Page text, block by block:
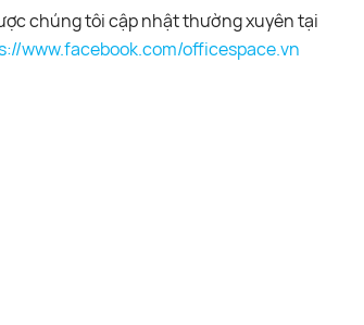
chúng tôi cập nhật thường xuyên tại
www.facebook.com/officespace.vn